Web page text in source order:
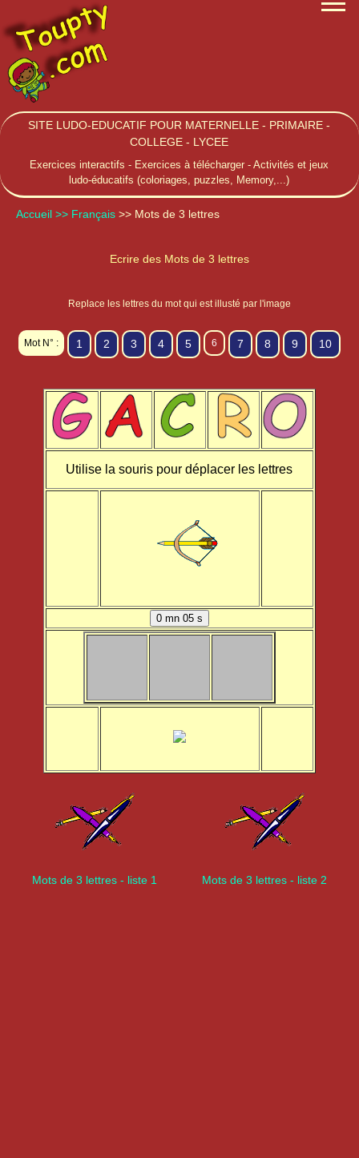
SITE LUDO-EDUCATIF POUR MATERNELLE - PRIMAIRE -
COLLEGE - LYCEE
Exercices interactifs - Exercices à télécharger - Activités et jeux
ludo-éducatifs (coloriages, puzzles, Memory,...)
Accueil >> Français >> Mots de 3 lettres
Ecrire des Mots de 3 lettres
Replace les lettres du mot qui est illusté par l'image
Mot N° : 1 2 3 4 5 6 7 8 9 10
Utilise la souris pour déplacer les lettres
Mots de 3 lettres - liste 1 Mots de 3 lettres - liste 2